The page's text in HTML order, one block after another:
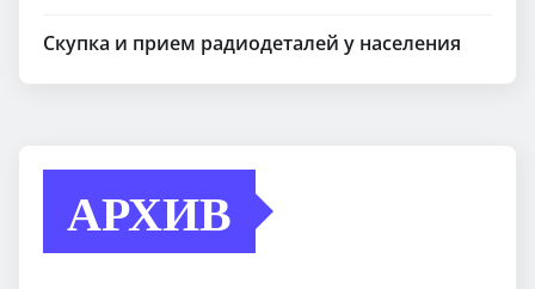
Скупка и прием радиодеталей у населения
АРХИВ